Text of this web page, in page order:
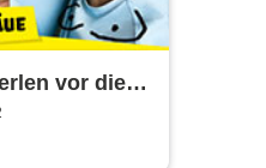
vor die
zum